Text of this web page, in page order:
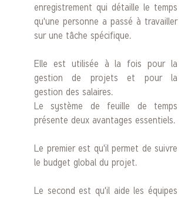
enregistrement qui détaille le temps
qu'une personne a passé à travailler
sur une tâche spécifique.
Elle est utilisée à la fois pour la
gestion de projets et pour la
gestion des salaires.
Le système de feuille de temps
Le premier est qu'il permet de suivre
le budget global du projet.
Le second est qu'il aide les équipes